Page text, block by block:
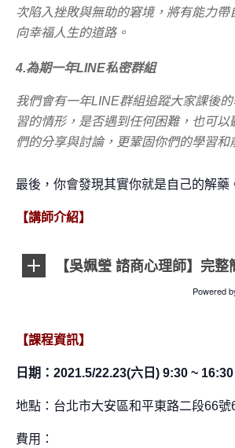
次陷入挫敗與無助的窘境，將有能力帶
向幸福人生的道路。
4.為期一年LINE私密群組
我們會有一年LINE群組追蹤大家課後
習的情形，是否遇到任何困難，也可以
們的分享與討論，更鞏固你們的學習和
最後，你會發現其實你就是自己的解藥
【講師介紹】
【吳姵瑩 諮商心理師】完整
Powered
【課程資訊】
日期：2021.5/22.23(六日) 9:30 ~ 16:30
地點：台北市大安區和平東路二段66號
費用：